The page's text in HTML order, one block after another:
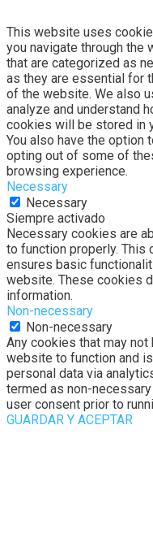
This website uses
you navigate through the
that are categorized as
as they are essential for
of the website. We also
analyze and understand
cookies will be stored in
You also have the
opting out of some of
browsing experience.
Necessary
Necessary
Siempre activado
Necessary cookies are
to function properly. This
ensures basic
website. These cookies
information.
Non-necessary
Non-necessary
Any cookies that may
website to function and
personal data via
termed as non-
user consent prior to
GUARDAR Y ACEPTAR